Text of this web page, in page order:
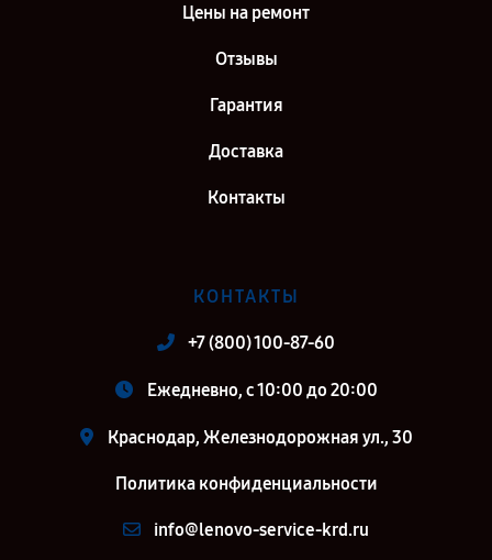
Цены на ремонт
Отзывы
Гарантия
Доставка
Контакты
КОНТАКТЫ
+7 (800) 100-87-60
Ежедневно, с 10:00 до 20:00
Краснодар, Железнодорожная ул., 30
Политика конфиденциальности
info@lenovo-service-krd.ru